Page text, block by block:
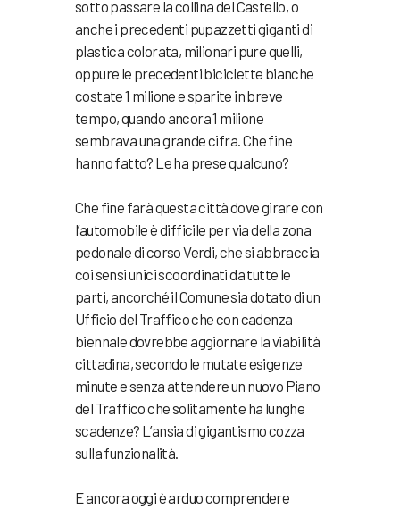
sotto passare la collina del Castello, o
anche i precedenti pupazzetti giganti di
plastica colorata, milionari pure quelli,
oppure le precedenti biciclette bianche
costate 1 milione e sparite in breve
tempo, quando ancora 1 milione
sembrava una grande cifra. Che fine
hanno fatto? Le ha prese qualcuno?
Che fine farà questa città dove girare con
l’automobile è difficile per via della zona
pedonale di corso Verdi, che si abbraccia
coi sensi unici scoordinati da tutte le
parti, ancorché il Comune sia dotato di un
Ufficio del Traffico che con cadenza
biennale dovrebbe aggiornare la viabilità
cittadina, secondo le mutate esigenze
minute e senza attendere un nuovo Piano
del Traffico che solitamente ha lunghe
scadenze? L’ansia di gigantismo cozza
sulla funzionalità.
E ancora oggi è arduo comprendere